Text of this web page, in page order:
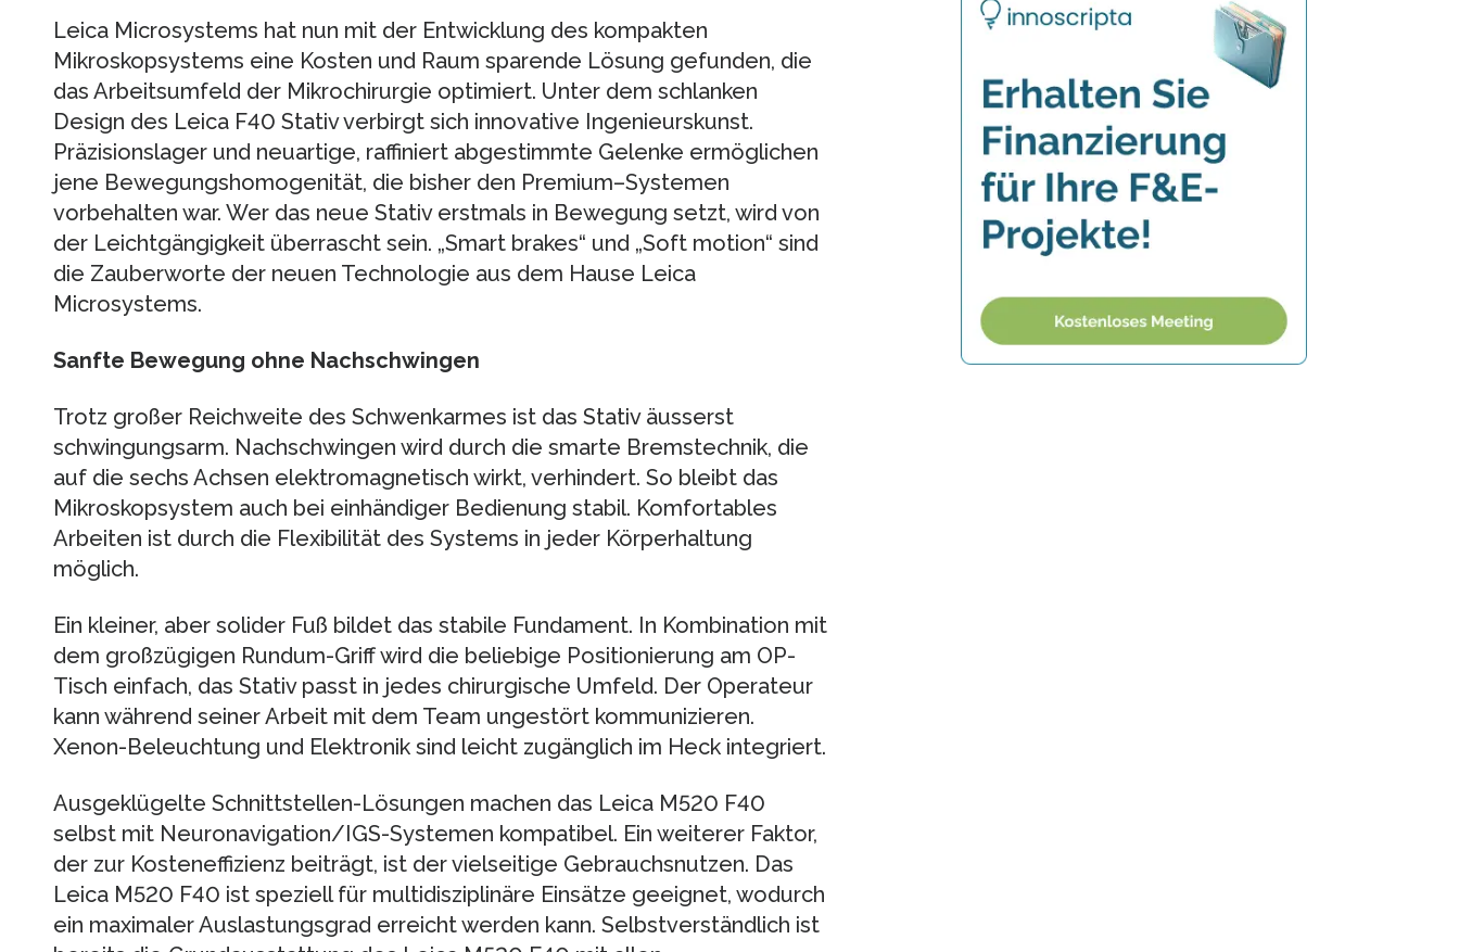
Leica Microsystems hat nun mit der Entwicklung des kompakten
Mikroskopsystems eine Kosten und Raum sparende Lösung gefunden, die
das Arbeitsumfeld der Mikrochirurgie optimiert. Unter dem schlanken
Design des Leica F40 Stativ verbirgt sich innovative Ingenieurskunst.
Präzisionslager und neuartige, raffiniert abgestimmte Gelenke ermöglichen
jene Bewegungshomogenität, die bisher den Premium–Systemen
vorbehalten war. Wer das neue Stativ erstmals in Bewegung setzt, wird von
der Leichtgängigkeit überrascht sein. „Smart brakes“ und „Soft motion“ sind
die Zauberworte der neuen Technologie aus dem Hause Leica
Microsystems.
Sanfte Bewegung ohne Nachschwingen
Trotz großer Reichweite des Schwenkarmes ist das Stativ äusserst
schwingungsarm. Nachschwingen wird durch die smarte Bremstechnik, die
auf die sechs Achsen elektromagnetisch wirkt, verhindert. So bleibt das
Mikroskopsystem auch bei einhändiger Bedienung stabil. Komfortables
Arbeiten ist durch die Flexibilität des Systems in jeder Körperhaltung
möglich.
Ein kleiner, aber solider Fuß bildet das stabile Fundament. In Kombination mit
dem großzügigen Rundum-Griff wird die beliebige Positionierung am OP-
Tisch einfach, das Stativ passt in jedes chirurgische Umfeld. Der Operateur
kann während seiner Arbeit mit dem Team ungestört kommunizieren.
Xenon-Beleuchtung und Elektronik sind leicht zugänglich im Heck integriert.
Ausgeklügelte Schnittstellen-Lösungen machen das Leica M520 F40
selbst mit Neuronavigation/IGS-Systemen kompatibel. Ein weiterer Faktor,
der zur Kosteneffizienz beiträgt, ist der vielseitige Gebrauchsnutzen. Das
Leica M520 F40 ist speziell für multidisziplinäre Einsätze geeignet, wodurch
ein maximaler Auslastungsgrad erreicht werden kann. Selbstverständlich ist